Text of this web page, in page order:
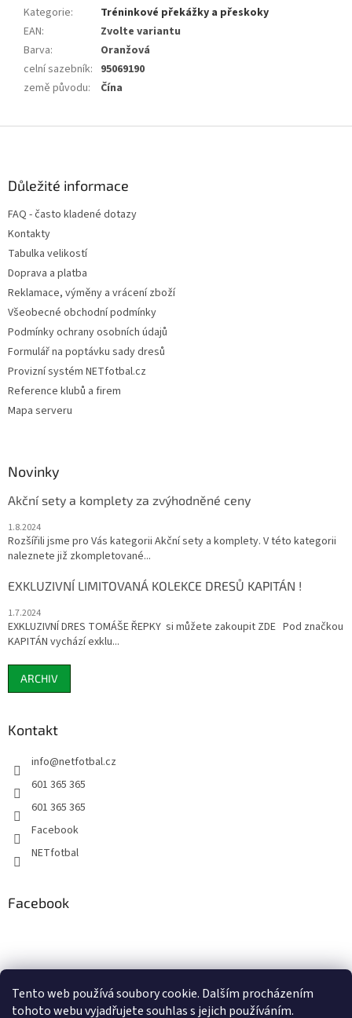
Tento web používá soubory cookie. Dalším procházením
tohoto webu vyjadřujete souhlas s jejich používáním.
Kategorie:
Tréninkové překážky a přeskoky
EAN:
Zvolte variantu
Barva:
Oranžová
celní sazebník: 95069190
země původu: Čína
Důležité informace
FAQ - často kladené dotazy
Kontakty
Tabulka velikostí
Doprava a platba
Reklamace, výměny a vrácení zboží
Všeobecné obchodní podmínky
Podmínky ochrany osobních údajů
Formulář na poptávku sady dresů
Provizní systém NETfotbal.cz
Reference klubů a firem
Mapa serveru
Novinky
Akční sety a komplety za zvýhodněné ceny
1.8.2024
Rozšířili jsme pro Vás kategorii Akční sety a komplety. V této kategorii
naleznete již zkompletované...
EXKLUZIVNÍ LIMITOVANÁ KOLEKCE DRESŮ KAPITÁN !
1.7.2024
EXKLUZIVNÍ DRES TOMÁŠE ŘEPKY si můžete zakoupit ZDE Pod značkou
KAPITÁN vychází exklu...
ARCHIV
Kontakt
info@netfotbal.cz
601 365 365
601 365 365
Facebook
NETfotbal
Facebook